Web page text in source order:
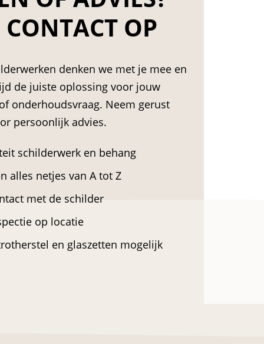
OP
denken we met je mee en
de juiste oplossing voor jouw
onderhoudsvraag. Neem gerust
persoonlijk advies.
schilderwerk en behang
alles netjes van A tot Z
met de schilder
op locatie
en glaszetten mogelijk